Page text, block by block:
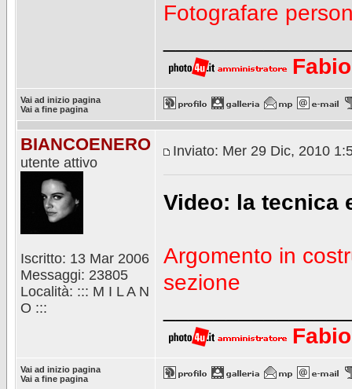
Fotografare
Fabio
Vai ad inizio pagina
Vai a fine pagina
BIANCOENERO
utente attivo
Iscritto: 13 Mar 2006
Messaggi: 23805
Località: ::: M I L A N
O :::
Inviato: Mer 29 Dic, 2010
Video: la tecnica
Argomento in
sezione
Fabio
Vai ad inizio pagina
Vai a fine pagina